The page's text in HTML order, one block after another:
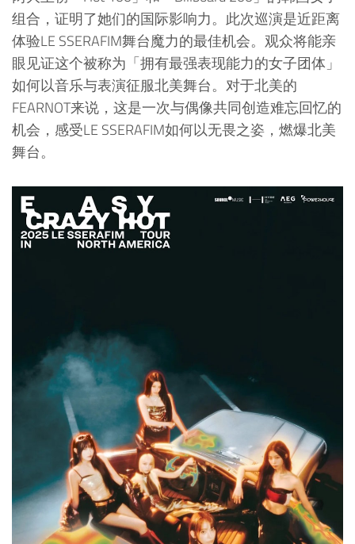
组合，证明了她们的国际影响力。此次巡演是近距离
体验LE SSERAFIM舞台魔力的最佳机会。观众将能亲
眼见证这个被称为「拥有最强表现能力的女子团体」
如何以音乐与表演征服北美舞台。对于北美的
FEARNOT来说，这是一次与偶像共同创造难忘回忆的
机会，感受LE SSERAFIM如何以无畏之姿，燃爆北美
舞台。